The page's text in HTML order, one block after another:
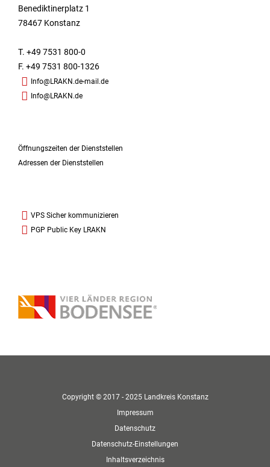
Benediktinerplatz 1
78467 Konstanz
T. +49 7531 800-0
F. +49 7531 800-1326
Info@LRAKN.de-mail.de
Info@LRAKN.de
Öffnungszeiten der Dienststellen
Adressen der Dienststellen
VPS Sicher kommunizieren
PGP Public Key LRAKN
Copyright © 2017 - 2025 Landkreis Konstanz
Impressum
Datenschutz
Datenschutz-Einstellungen
Inhaltsverzeichnis